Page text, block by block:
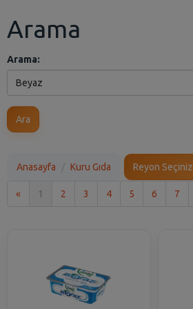
Arama
Arama:
Ara
Anasayfa Kuru Gıda Reyon Seçiniz
« 1 2 3 4 5 6 7